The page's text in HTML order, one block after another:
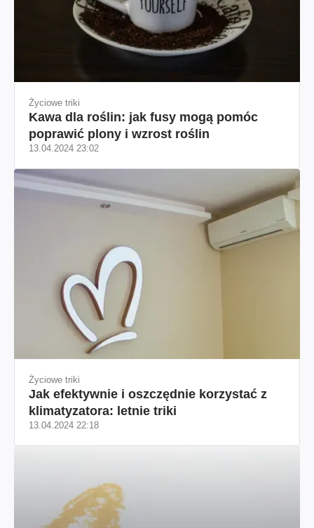
Życiowe triki
Kawa dla roślin: jak fusy mogą pomóc
poprawić plony i wzrost roślin
13.04.2024 23:02
Życiowe triki
Jak efektywnie i oszczędnie korzystać z
klimatyzatora: letnie triki
13.04.2024 22:18